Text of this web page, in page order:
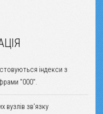
індекси з
"000".
вузлів зв'язку